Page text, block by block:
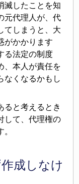
滅したことを知
元代理人が、代
てしまうと、大
がかかります
る法定の制度
、本人が責任を
なくなるかもし
ると考えるとき
して、代理権の
成しなけ